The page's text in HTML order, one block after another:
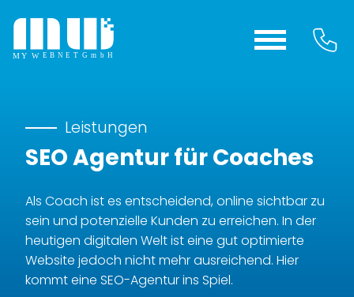
Leistungen
SEO Agentur für Coaches
Als Coach ist es entscheidend, online sichtbar zu
sein und potenzielle Kunden zu erreichen. In der
heutigen digitalen Welt ist eine gut optimierte
Website jedoch nicht mehr ausreichend. Hier
kommt eine SEO-Agentur ins Spiel.